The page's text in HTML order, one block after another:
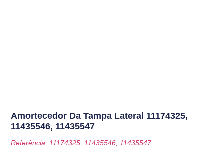
Amortecedor Da Tampa Lateral 11174325,
11435546, 11435547
Referência: 11174325, 11435546, 11435547